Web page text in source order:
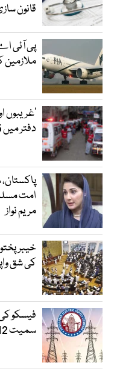
قانون
پی آئی
ملازمین
’غریبوں
دفتر میں 65 لاکھ روپے کی ڈکیتی
امت
مریم نواز
کی شق
فیسکو
سمیت 12 ملکی و غیر ملکی گروپ میدان میں